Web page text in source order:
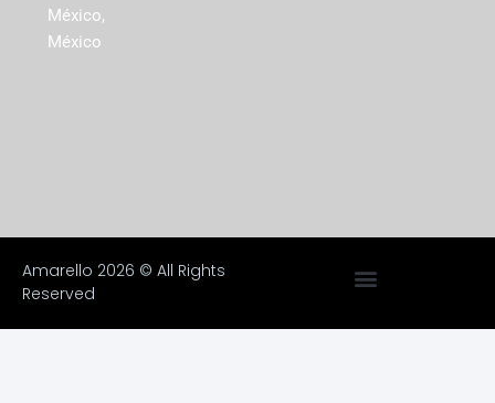
México,
México
Amarello 2026 © All Rights
Reserved